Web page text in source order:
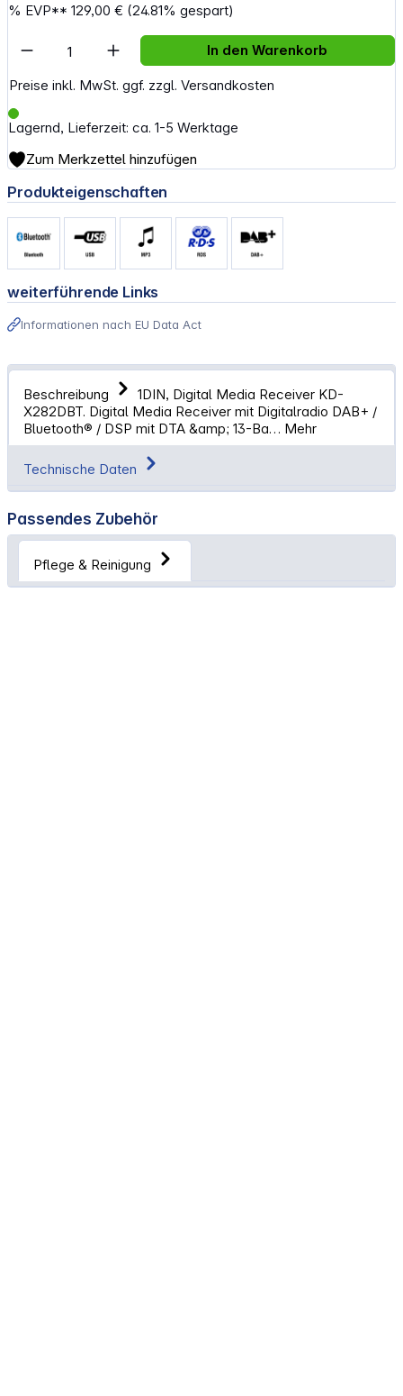
% EVP**129,00 € (24.81% gespart)
Preise inkl. MwSt. ggf. zzgl. Versandkosten
Lagernd, Lieferzeit: ca. 1-5 Werktage
Artikel Anzahl: Gib den gewünschten
In den Warenkorb
Zum Merkzettel hinzufügen
Produkteigenschaften
weiterführende Links
Informationen nach EU Data Act
Beschreibung
1DIN, Digital Media Receiver KD-
X282DBT. Digital Media Receiver mit Digitalradio DAB+ /
Bluetooth® / DSP mit DTA &amp; 13-Ba… Mehr
Technische Daten
Passendes Zubehör
Pflege & Reinigung